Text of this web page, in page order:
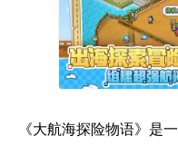
《大航海探险物语》是